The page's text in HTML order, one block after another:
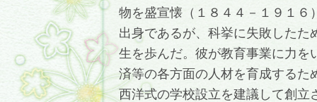
物を盛宣懐（１８４４－１９１６
出身であるが、科挙に失敗したた
生を歩んだ。彼が教育事業に力を
済等の各方面の人材を育成するた
西洋式の学校設立を建議して創立